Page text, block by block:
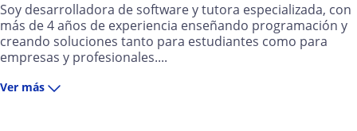
Soy desarrolladora de software y tutora especializada, con
más de 4 años de experiencia enseñando programación y
creando soluciones tanto para estudiantes como para
empresas y profesionales....
Ver más